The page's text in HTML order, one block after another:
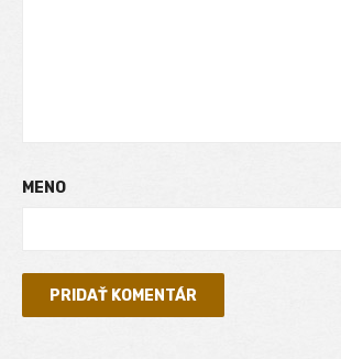
MENO